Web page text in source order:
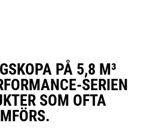
PÅ 5,8 M³
SERIEN
SOM OFTA